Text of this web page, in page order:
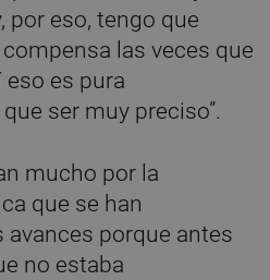
por eso, tengo que
las veces que
eso es pura
ser muy preciso”.
mucho por la
que se han
porque antes
no estaba